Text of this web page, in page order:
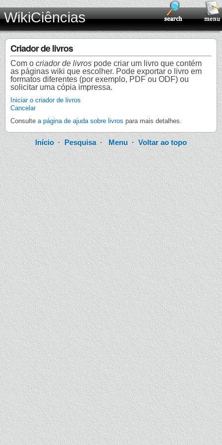
WikiCiências
Criador de livros
Com o criador de livros pode criar um livro que contém
as páginas wiki que escolher. Pode exportar o livro em
formatos diferentes (por exemplo, PDF ou ODF) ou
solicitar uma cópia impressa.
Iniciar o criador de livros
Cancelar
Consulte a página de ajuda sobre livros para mais detalhes.
Início· Pesquisa·Menu · Voltar ao topo